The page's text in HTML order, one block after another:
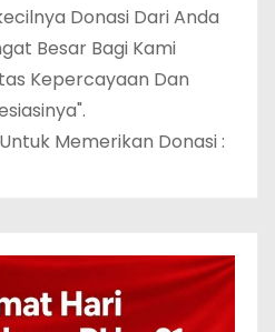
Donasi Dari Anda
Besar Bagi Kami
Kepercayaan Dan
Memerikan Donasi :